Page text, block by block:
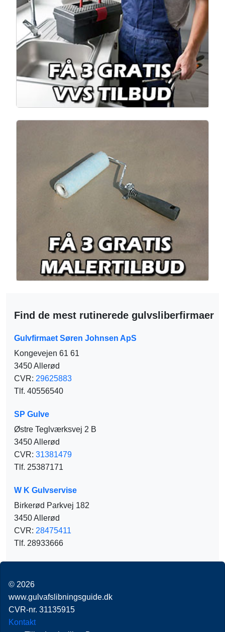
Find de mest rutinerede gulvsliberfirmaer
Gulvfirmaet Søren Johnsen ApS
Kongevejen 61 61
3450 Allerød
CVR: 29625883
Tlf. 40556540
SP Gulve
Østre Teglværksvej 2 B
3450 Allerød
CVR: 31381479
Tlf. 25387171
W K Gulvservise
Birkerød Parkvej 182
3450 Allerød
CVR: 28475411
Tlf. 28933666
© 2026
www.gulvafslibningsguide.dk
CVR-nr. 31135915
Kontakt